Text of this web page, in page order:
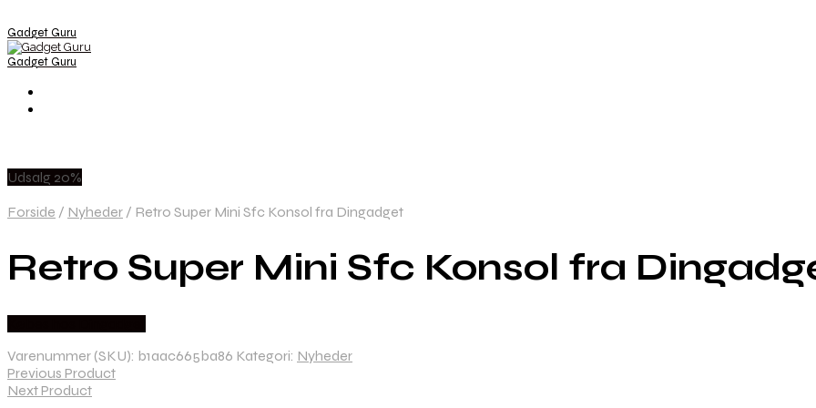
Gadget Guru
Gadget Guru
Udsalg 20%
Forside / Nyheder / Retro Super Mini Sfc Konsol fra Dingadget
Retro Super Mini Sfc Konsol fra
Varenummer (SKU): b1aac665ba86 Kategori: Nyheder
Previous Product
Next Product